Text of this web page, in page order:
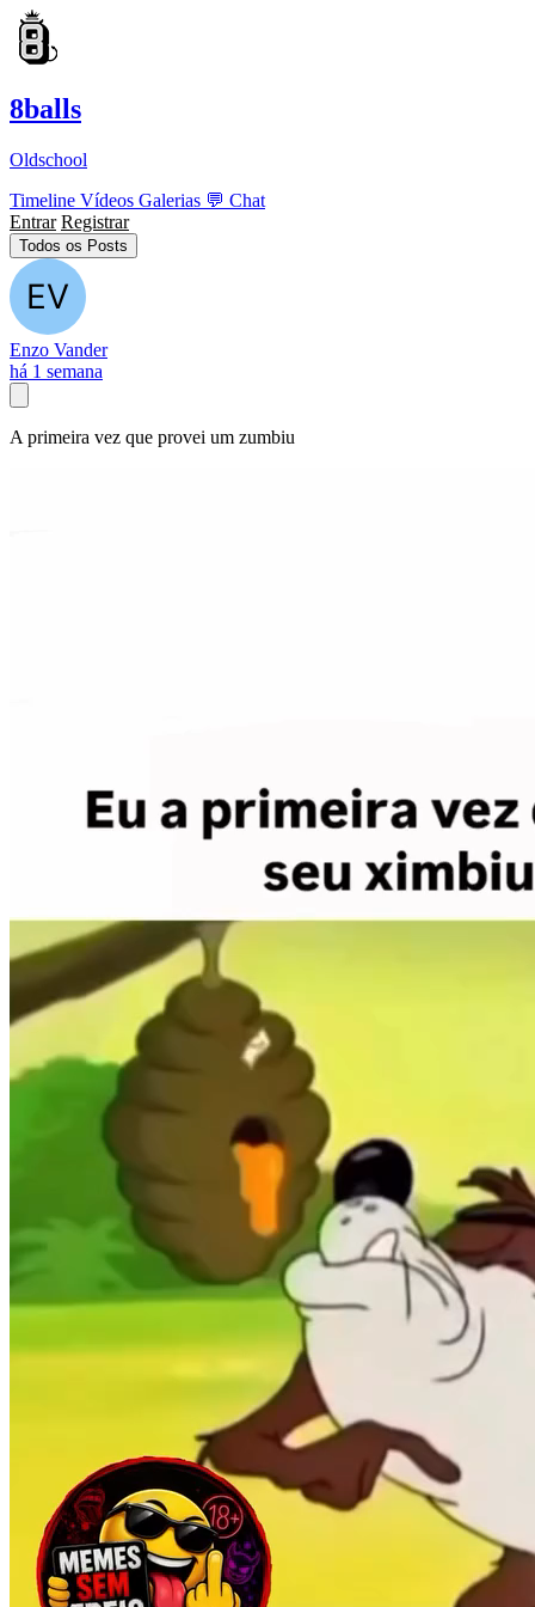
8balls
Oldschool
Timeline Vídeos Galerias 💬 Chat
Entrar Registrar
Todos os Posts
Enzo Vander
há 1 semana
A primeira vez que provei um zumbiu